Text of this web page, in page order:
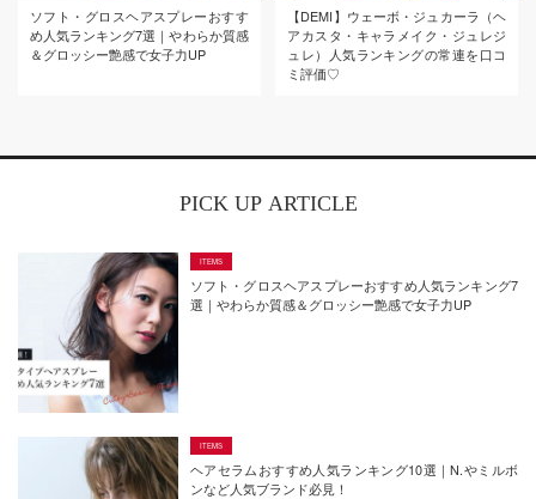
ソフト・グロスヘアスプレーおすす
め人気ランキング7選｜やわらか質感
＆グロッシー艶感で女子力UP
【DEMI】ウェーボ・ジュカーラ（ヘ
アカスタ・キャラメイク・ジュレジ
ュレ）人気ランキングの常連を口コ
ミ評価♡
PICK UP ARTICLE
ソフト・グロスヘアスプレーおすすめ人気ランキング7
選｜やわらか質感＆グロッシー艶感で女子力UP
ヘアセラムおすすめ人気ランキング10選｜N.やミルボ
ンなど人気ブランド必見！